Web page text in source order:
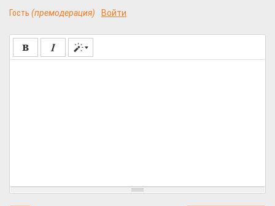
Гость (премодерация) Войти